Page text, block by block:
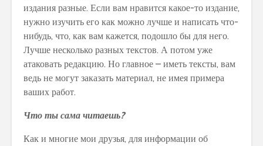
издания разные. Если вам нравится какое-то издание,
нужно изучить его как можно лучше и написать что-
нибудь, что, как вам кажется, подошло бы для него.
Лучше несколько разных текстов. А потом уже
атаковать редакцию. Но главное – иметь тексты, вам
ведь не могут заказать материал, не имея примера
ваших работ.
Что ты сама читаешь?
Как и многие мои друзья, для информации об